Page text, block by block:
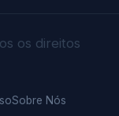
os direitos
Sobre Nós